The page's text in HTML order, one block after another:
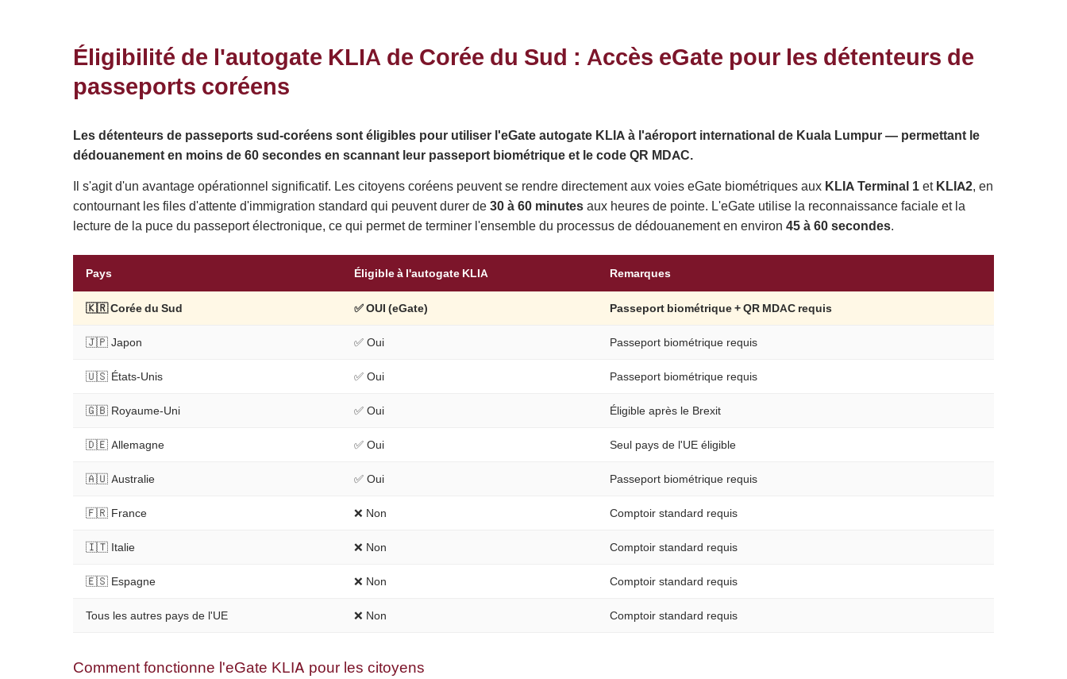
Éligibilité de l'autogate KLIA de Corée du Sud : Accès eGate pour les détenteurs de
passeports coréens
Les détenteurs de passeports sud-coréens sont éligibles pour utiliser l'eGate autogate KLIA à l'aéroport international de Kuala Lumpur — permettant le
dédouanement en moins de 60 secondes en scannant leur passeport biométrique et le code QR MDAC.
Il s'agit d'un avantage opérationnel significatif. Les citoyens coréens peuvent se rendre directement aux voies eGate biométriques aux KLIA Terminal 1etKLIA2, en
contournant les files d'attente d'immigration standard qui peuvent durer de30 à 60 minutesaux heures de pointe. L'eGate utilise la reconnaissance faciale et la
lecture de la puce du passeport électronique, ce qui permet de terminer l'ensemble du processus de dédouanement en environ 45 à 60 secondes.
Pays Éligible à l'autogate KLIA Remarques
🇰🇷 Corée du Sud ✅OUI (eGate) Passeport biométrique + QR MDAC requis
🇯🇵 Japon ✅ Oui Passeport biométrique requis
🇺🇸 États-Unis ✅ Oui Passeport biométrique requis
🇬🇧 Royaume-Uni ✅ Oui Éligible après le Brexit
🇩🇪 Allemagne ✅ Oui Seul pays de l'UE éligible
🇦🇺 Australie ✅ Oui Passeport biométrique requis
🇫🇷 France ❌ Non Comptoir standard requis
🇮🇹 Italie ❌ Non Comptoir standard requis
🇪🇸 Espagne ❌ Non Comptoir standard requis
Tous les autres pays de l'UE ❌ Non Comptoir standard requis
Comment fonctionne l'eGate KLIA pour les citoyens